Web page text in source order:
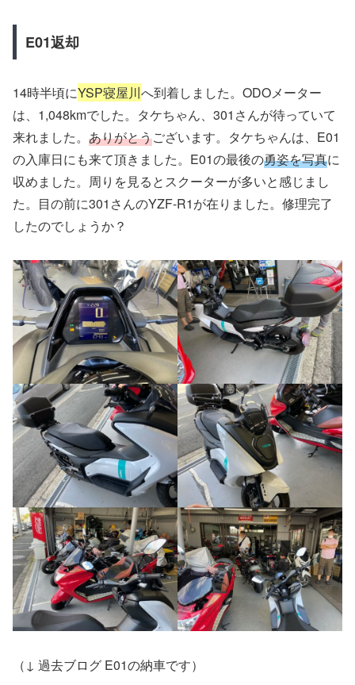
E01返却
14時半頃にYSP寝屋川へ到着しました。ODOメーター
は、1,048kmでした。タケちゃん、301さんが待っていて
来れました。 ありがとうございます。タケちゃんは、E01
の入庫日にも来て頂きました。E01の最後の勇姿を写真に
収めました。周りを見るとスクーターが多いと感じまし
た。目の前に301さんのYZF-R1が在りました。修理完了
したのでしょうか？
（↓ 過去ブログ E01の納車です）